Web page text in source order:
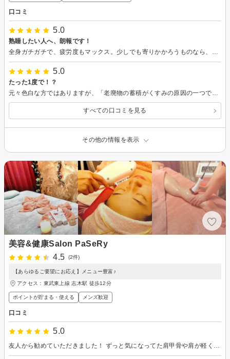
口コミ
5.0
熟睡したい人へ、朗報です！
全身ガチガチで、疲労度もマックス。少しでも寄りかかろうものなら、ZZZと寝落ちしてしまう・・・。 そんな最悪なコンディションなのにも関わらず、ぐっすりと眠る事が出来ず、朝起きても昨日の疲れが丸ごと残っているような感覚で、ますますゲンナリ。 こんな負のループ状態から抜け出したいと思っていた折、美容師さんから頭皮の凝りを指摘され、ひょっとして眠りの浅さの原因はこれなのかな？と勘付く→すぐさまヘッドマッサージを受けてみる事に。 こちらのサロンで、頭皮の硬さと眠りの浅さを相談した所、やはり頭の凝りが睡眠の質を下げてしまっている可能性が高い事が判明。 それならばしっかり解して頂こう！とベッドの上で只ひたすらリラックスしていると、いつの間にか気持ち良く爆睡していました。 解している最中に早々と効果が出ている！と、その即効性に驚愕。そして、スタッフさんの凄腕っぷりに感動！ 施術後は頭もフェイスラインもスッキリしていて、嬉しい限りです。 これで、何とか夏を乗り切れそう！ 寝苦しい季節に、特にオススメのコースです。
5.0
たった1度で！？
元々色白な方ではありますが、「老廃物の蓄積がくすみの原因の一つであり、しっかりと排出できればトーンアップ間違いなし！」という情報を小耳に挟んだものだから、居ても立ってもいられない程にフェイシャルエステを試してみたくなり、こちらのサロンにお伺いしました。 実は、エステ全般に対して何となく敷居が高そう＆勧誘がキツそうという、どちらかと言うとあまり良くない印象を持っていたのですが、こちらのサロンは勧誘ゼロ＆完全なプライベート空間で安心して施術を受けられたので良かったです。 安心しきって早々と寝入ってしまい、細かい施術内容を書く事が出来ず申し訳ないのですが、気持ち良く目覚めた時には白く澄んだツヤ肌を手に入れていて、驚くのと同時に大感動！！ たった1回でちゃんと効果が実感できるなんて、凄いですね。 気軽に立ち寄れて、しっかり結果を出してくれるサロンをお探しの人に、超オススメです！
すべての口コミを見る
その他の情報を表示
美容&健康Salon PaSeRy
4.5
(2件)
【あらゆるご要望にお応え】メニュー豊富♪
アクセス：東武東上線 志木駅 徒歩12分
ポイントが貯まる・使える メンズ歓迎
口コミ
5.0
友人から勧めていただきました！ ずっと気になってた肩甲骨や肩が軽く薄くなったと思います！ これからもお世話になりたいと思いました！